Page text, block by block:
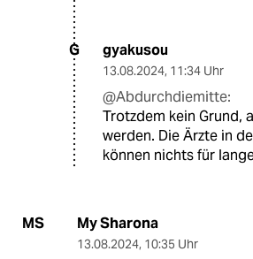
G gyakusou
13.08.2024, 11:34 Uhr
@Abdurchdiemitte:
Trotzdem kein Grund,
werden. Die Ärzte in
können nichts für
MS My Sharona
13.08.2024, 10:35 Uhr